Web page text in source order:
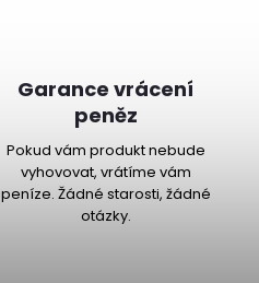
Garance vrácení
peněz
Pokud vám produkt nebude
vyhovovat, vrátíme vám
peníze. Žádné starosti, žádné
otázky.